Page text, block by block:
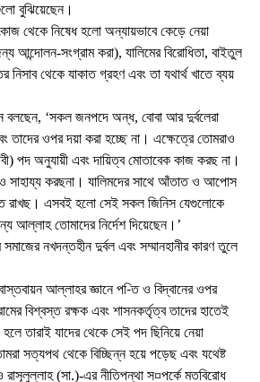
বুঝিয়েছেন।
থেকে নিষেধ হলো অন্যায়ভাবে কেড়ে নেয়া
আন্দোলন-সংগ্রাম করা), যালিমের বিরোধিতা, বাইতুল
নিসাব থেকে যাকাত গ্রহণ এবং তা যথার্থ খাতে ব্যয়
বলছেন, ‘সকল জনপদে অন্ধ, বোবা আর দুর্বলেরা
তাদের ওপর দয়া করা হচ্ছে না। এক্ষেত্রে তোমরাও
পদ অনুযায়ী এবং দায়িত্ব মোতাবেক কাজ করছ না।
করছনা। যালিমদের সাথে আঁতাত ও আপোস
রাখছ। এসবই হলো সেই সকল জিনিস যেগুলোকে
আল্লাহ তোমাদের নির্দেশ দিয়েছেন।’
নখদন্তহীন দুর্বল এবং সম্মানহানীর কারণ তুলে
বাস্তবায়ন আল্লাহর জ্ঞানে প-িত ও বিদ্বানের ওপর
বিশ্বস্ত রক্ষক এবং শাসনকর্তৃত্ব তাদের হাতেই
তারাই যাদের থেকে সেই পদ ছিনিয়ে নেয়া
সত্যপথ থেকে বিচ্ছিন্ন হয়ে পড়েছ এবং যথেষ্ট
রাসূলুল্লাহ (সা.)-এর নীতিপন্থা স¤পর্কে মতবিরোধ